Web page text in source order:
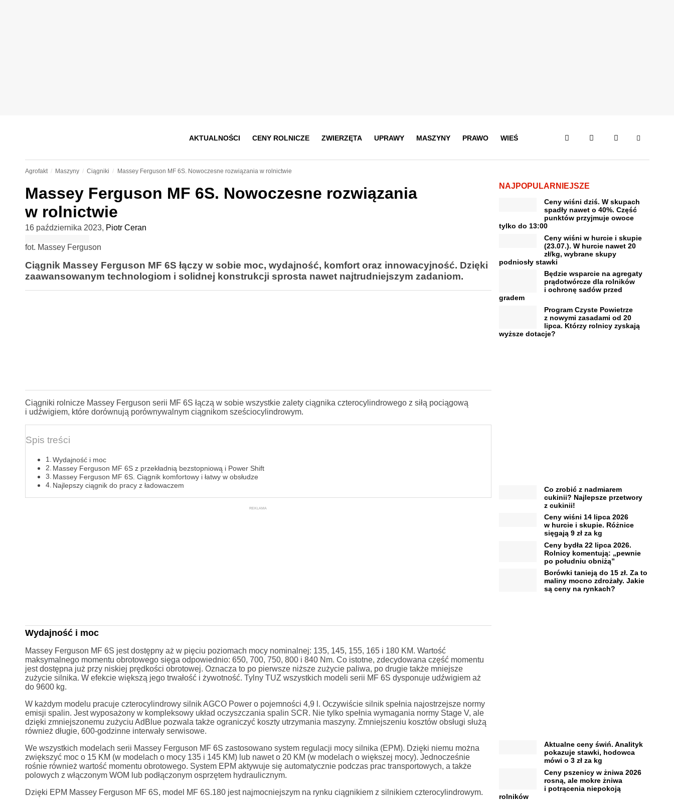
AKTUALNOŚCI CENY ROLNICZE ZWIERZĘTA UPRAWY MASZYNY PRAWO WIEŚ
Agrofakt Maszyny Ciągniki Massey Ferguson MF 6S. Nowoczesne rozwiązania w rolnictwie
Massey Ferguson MF 6S. Nowoczesne rozwiązania
w rolnictwie
16 października 2023, Piotr Ceran
fot. Massey Ferguson
Ciągnik Massey Ferguson MF 6S łączy w sobie moc, wydajność, komfort oraz innowacyjność. Dzięki
zaawansowanym technologiom i solidnej konstrukcji sprosta nawet najtrudniejszym zadaniom.
Ciągniki rolnicze Massey Ferguson serii MF 6S łączą w sobie wszystkie zalety ciągnika czterocylindrowego z siłą pociągową
i udźwigiem, które dorównują porównywalnym ciągnikom sześciocylindrowym.
Spis treści
Wydajność i moc
Massey Ferguson MF 6S z przekładnią bezstopniową i Power Shift
Massey Ferguson MF 6S. Ciągnik komfortowy i łatwy w obsłudze
Najlepszy ciągnik do pracy z ładowaczem
REKLAMA
Wydajność i moc
Massey Ferguson MF 6S jest dostępny aż w pięciu poziomach mocy nominalnej: 135, 145, 155, 165 i 180 KM. Wartość
maksymalnego momentu obrotowego sięga odpowiednio: 650, 700, 750, 800 i 840 Nm. Co istotne, zdecydowana część momentu
jest dostępna już przy niskiej prędkości obrotowej. Oznacza to po pierwsze niższe zużycie paliwa, po drugie także mniejsze
zużycie silnika. W efekcie większą jego trwałość i żywotność. Tylny TUZ wszystkich modeli serii MF 6S dysponuje udźwigiem aż
do 9600 kg.
W każdym modelu pracuje czterocylindrowy silnik AGCO Power o pojemności 4,9 l. Oczywiście silnik spełnia najostrzejsze normy
emisji spalin. Jest wyposażony w kompleksowy układ oczyszczania spalin SCR. Nie tylko spełnia wymagania normy Stage V, ale
dzięki zmniejszonemu zużyciu AdBlue pozwala także ograniczyć koszty utrzymania maszyny. Zmniejszeniu kosztów obsługi służą
również długie, 600-godzinne interwały serwisowe.
We wszystkich modelach serii Massey Ferguson MF 6S zastosowano system regulacji mocy silnika (EPM). Dzięki niemu można
zwiększyć moc o 15 KM (w modelach o mocy 135 i 145 KM) lub nawet o 20 KM (w modelach o większej mocy). Jednocześnie
rośnie również wartość momentu obrotowego. System EPM aktywuje się automatycznie podczas prac transportowych, a także
polowych z włączonym WOM lub podłączonym osprzętem hydraulicznym.
Dzięki EPM Massey Ferguson MF 6S, model MF 6S.180 jest najmocniejszym na rynku ciągnikiem z silnikiem czterocylindrowym.
NAJPOPULARNIEJSZE
Ceny wiśni dziś. W skupach
spadły nawet o 40%. Część
punktów przyjmuje owoce
tylko do 13:00
Ceny wiśni w hurcie i skupie
(23.07.). W hurcie nawet 20
zł/kg, wybrane skupy
podniosły stawki
Będzie wsparcie na agregaty
prądotwórcze dla rolników
i ochronę sadów przed
gradem
Program Czyste Powietrze
z nowymi zasadami od 20
lipca. Którzy rolnicy zyskają
wyższe dotacje?
Co zrobić z nadmiarem
cukinii? Najlepsze przetwory
z cukinii!
Ceny wiśni 14 lipca 2026
w hurcie i skupie. Różnice
sięgają 9 zł za kg
Ceny bydła 22 lipca 2026.
Rolnicy komentują: „pewnie
po południu obniżą”
Borówki tanieją do 15 zł. Za to
maliny mocno zdrożały. Jakie
są ceny na rynkach?
Aktualne ceny świń. Analityk
pokazuje stawki, hodowca
mówi o 3 zł za kg
Ceny pszenicy w żniwa 2026
rosną, ale mokre żniwa
i potrącenia niepokoją
rolników